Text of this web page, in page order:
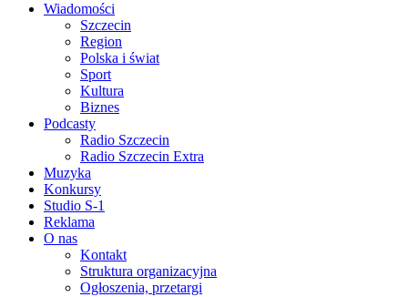
Wiadomości
Szczecin
Region
Polska i świat
Sport
Kultura
Biznes
Podcasty
Radio Szczecin
Radio Szczecin Extra
Muzyka
Konkursy
Studio S-1
Reklama
O nas
Kontakt
Struktura organizacyjna
Ogłoszenia, przetargi